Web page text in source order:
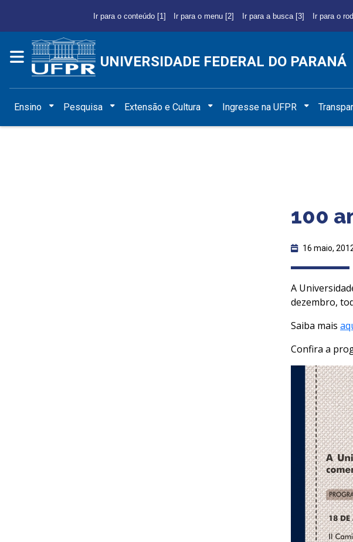
Ir para o conteúdo [1] Ir para o menu [2] Ir para a busca [3] Ir para o
UNIVERSIDADE FEDERAL DO PARANÁ
Ensino Pesquisa Extensão e Cultura Ingresse na UFPR
100
16 maio,
A
dezembro,
Saiba mais
Confira a